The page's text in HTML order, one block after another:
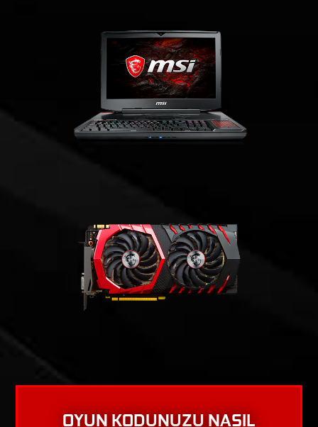
OYUN KODUNUZU NASIL